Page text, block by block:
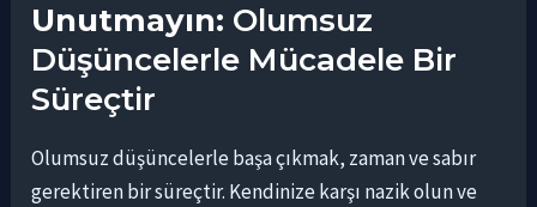
Unutmayın: Olumsuz
Düşüncelerle Mücadele Bir
Süreçtir
Olumsuz düşüncelerle başa çıkmak, zaman ve sabır
gerektiren bir süreçtir. Kendinize karşı nazik olun ve